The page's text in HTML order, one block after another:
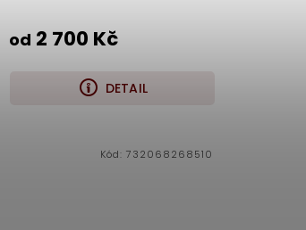
od 2 700 Kč
DETAIL
Kód: 732068268510